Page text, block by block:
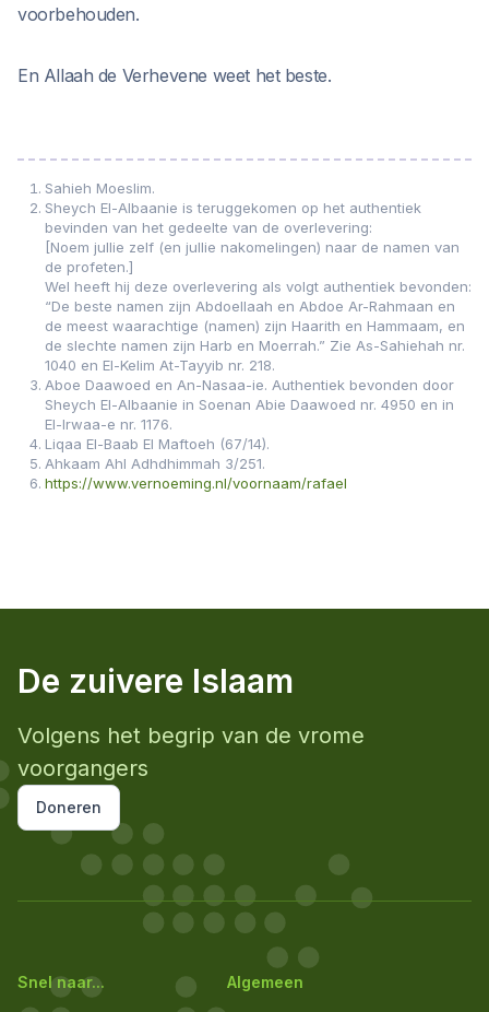
voorbehouden.
En Allaah de Verhevene weet het beste.
Sahieh Moeslim.
Sheych El-Albaanie is teruggekomen op het authentiek
bevinden van het gedeelte van de overlevering:
[Noem jullie zelf (en jullie nakomelingen) naar de namen van
de profeten.]
Wel heeft hij deze overlevering als volgt authentiek bevonden:
“De beste namen zijn Abdoellaah en Abdoe Ar-Rahmaan en
de meest waarachtige (namen) zijn Haarith en Hammaam, en
de slechte namen zijn Harb en Moerrah.” Zie As-Sahiehah nr.
1040 en El-Kelim At-Tayyib nr. 218.
Aboe Daawoed en An-Nasaa-ie. Authentiek bevonden door
Sheych El-Albaanie in Soenan Abie Daawoed nr. 4950 en in
El-Irwaa-e nr. 1176.
Liqaa El-Baab El Maftoeh (67/14).
Ahkaam Ahl Adhdhimmah 3/251.
https://www.vernoeming.nl/voornaam/rafael
De zuivere Islaam
Volgens het begrip van de vrome
voorgangers
Doneren
Snel naar... Algemeen